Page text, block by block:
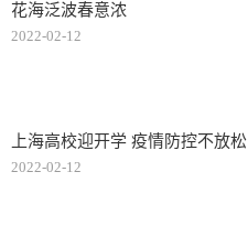
花海泛波春意浓
2022-02-12
上海高校迎开学 疫情防控不放松
2022-02-12